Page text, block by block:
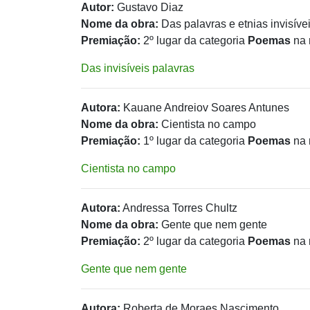
Autor: Gustavo Diaz
Nome da obra: Das palavras e etnias
Premiação: 2º lugar da categoria Poemas na
Das invisíveis palavras
Autora: Kauane Andreiov Soares Antunes
Nome da obra: Cientista no campo
Premiação: 1º lugar da categoria Poemas na
Cientista no campo
Autora: Andressa Torres Chultz
Nome da obra: Gente que nem gente
Premiação: 2º lugar da categoria Poemas na
Gente que nem gente